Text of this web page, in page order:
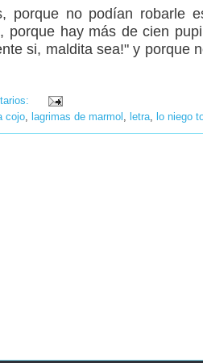
porque no podían robarle
hay más de cien
si, maldita sea!" y porque
cojo lagrimas de marmol letra lo niego